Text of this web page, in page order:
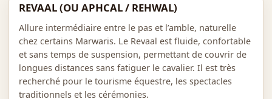
REVAAL (OU APHCAL / REHWAL)
Allure intermédiaire entre le pas et l’amble, naturelle
chez certains Marwaris. Le Revaal est fluide, confortable
et sans temps de suspension, permettant de couvrir de
longues distances sans fatiguer le cavalier. Il est très
recherché pour le tourisme équestre, les spectacles
traditionnels et les cérémonies.